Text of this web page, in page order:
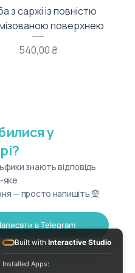
з саржі із повністю
поверхнею
Ціна
540,00 ₴
у
знають відповідь
яке
— просто напишіть 🧝
в Telegram
Built with Interactive Studio
Installed Apps: